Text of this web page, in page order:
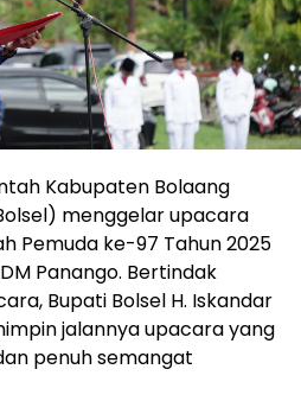
Kabupaten Bolaang
menggelar upacara
Pemuda ke-97 Tahun 2025
Panango. Bertindak
Bupati Bolsel H. Iskandar
jalannya upacara yang
penuh semangat